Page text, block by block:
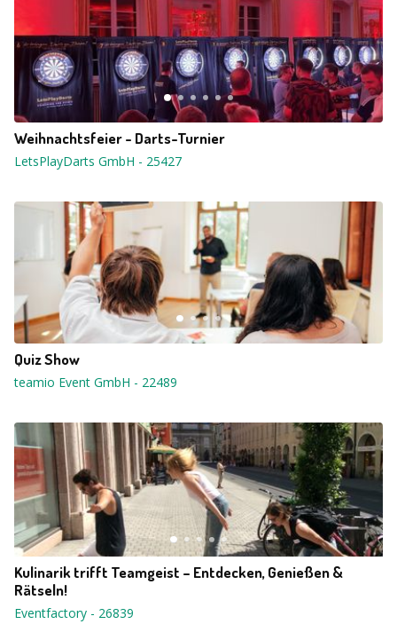
Weihnachtsfeier - Darts-Turnier
LetsPlayDarts GmbH - 25427
Quiz Show
teamio Event GmbH - 22489
Kulinarik trifft Teamgeist – Entdecken, Genießen &
Rätseln!
Eventfactory - 26839